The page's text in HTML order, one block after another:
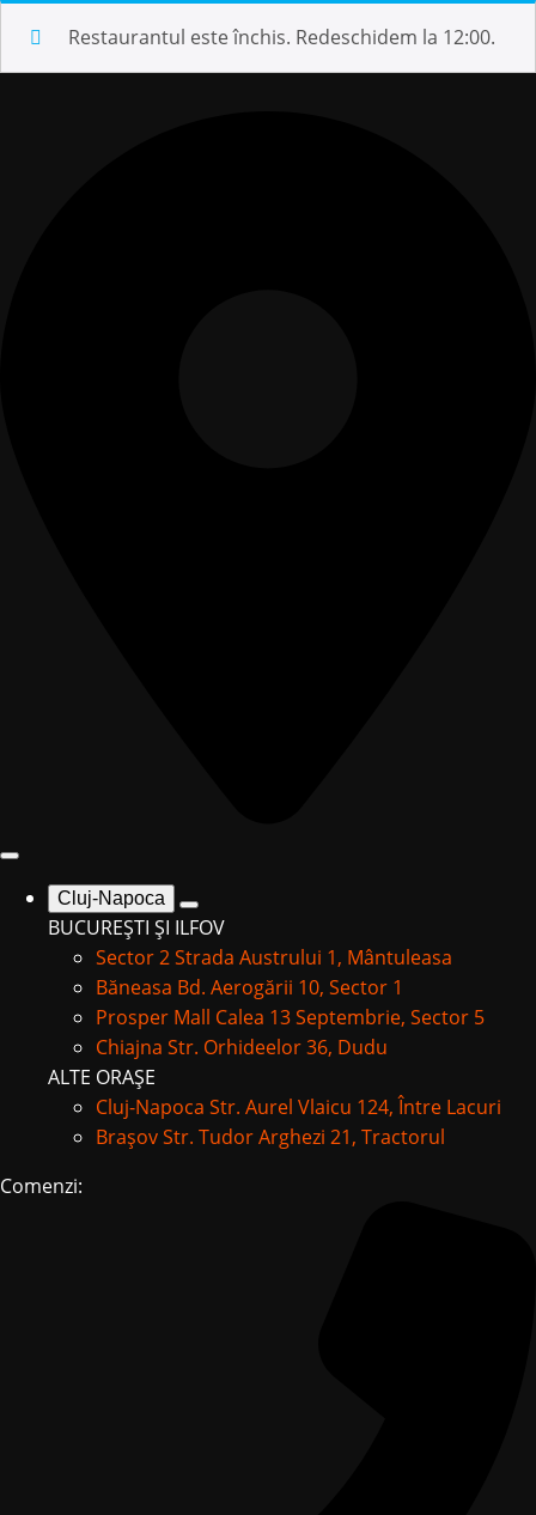
Restaurantul este închis. Redeschidem la 12:00.
Cluj-Napoca
BUCUREȘTI ȘI ILFOV
Sector 2Strada Austrului 1, Mântuleasa
Băneasa Bd. Aerogării 10, Sector 1
Prosper Mall Calea 13 Septembrie, Sector 5
Chiajna Str. Orhideelor 36, Dudu
ALTE ORAȘE
Cluj-Napoca Str. Aurel Vlaicu 124, Între Lacuri
BrașovStr. Tudor Arghezi 21, Tractorul
Comenzi: